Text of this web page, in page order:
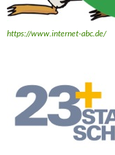
https://www.internet-abc.de/